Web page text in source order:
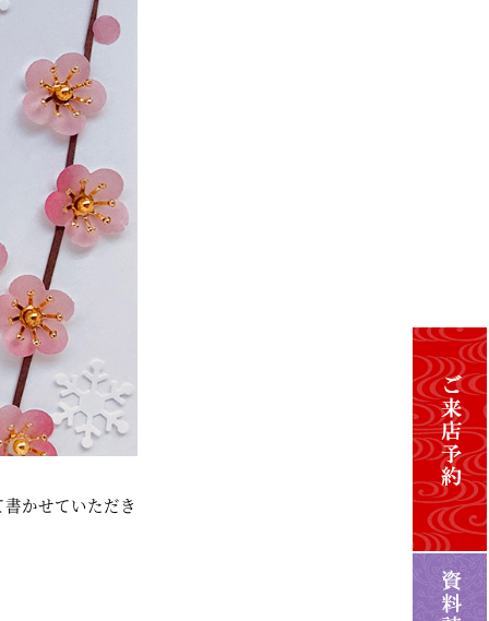
かせていただき